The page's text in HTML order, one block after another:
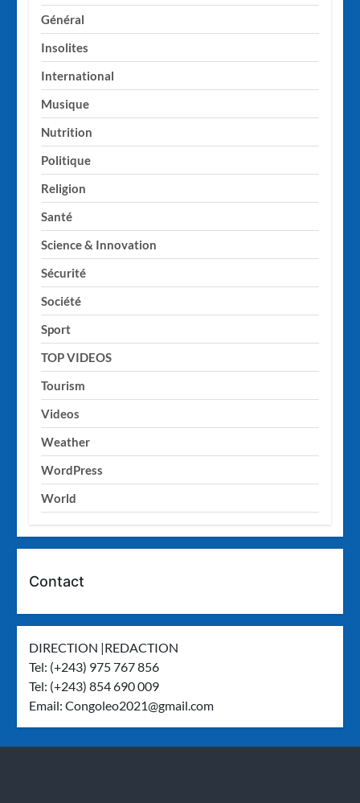
Général
Insolites
International
Musique
Nutrition
Politique
Religion
Santé
Science & Innovation
Sécurité
Société
Sport
TOP VIDEOS
Tourism
Videos
Weather
WordPress
World
Contact
DIRECTION |REDACTION
Tel: (+243) 975 767 856
Tel: (+243) 854 690 009
Email:Congoleo2021@gmail.com